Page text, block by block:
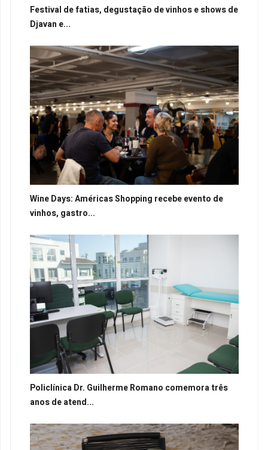
Festival de fatias, degustação de vinhos e shows de
Djavan e...
Wine Days: Américas Shopping recebe evento de
vinhos, gastro...
Policlínica Dr. Guilherme Romano comemora três
anos de atend...